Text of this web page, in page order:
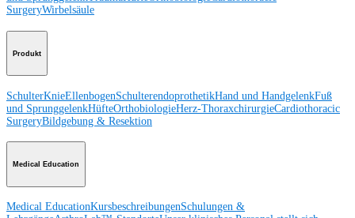
SurgeryWirbelsäule
Produkt
SchulterKnieEllenbogenSchulterendoprothetikHand und HandgelenkFuß
und SprunggelenkHüfteOrthobiologieHerz-ThoraxchirurgieCardiothoracic
SurgeryBildgebung & Resektion
Medical Education
Medical EducationKursbeschreibungenSchulungen &